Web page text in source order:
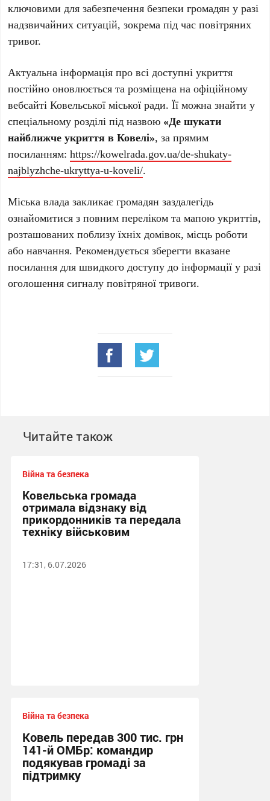
ключовими для забезпечення безпеки громадян у разі
надзвичайних ситуацій, зокрема під час повітряних
тривог.
Актуальна інформація про всі доступні укриття
постійно оновлюється та розміщена на офіційному
вебсайті Ковельської міської ради. Її можна знайти у
спеціальному розділі під назвою «Де шукати
найближче укриття в Ковелі», за прямим
посиланням:https://kowelrada.gov.ua/de-shukaty-
najblyzhche-ukryttya-u-koveli/.
Міська влада закликає громадян заздалегідь
ознайомитися з повним переліком та мапою укриттів,
розташованих поблизу їхніх домівок, місць роботи
або навчання. Рекомендується зберегти вказане
посилання для швидкого доступу до інформації у разі
оголошення сигналу повітряної тривоги.
Читайте також
Війна та безпека
Ковельська громада
отримала відзнаку від
прикордонників та передала
техніку військовим
17:31, 6.07.2026
Війна та безпека
Ковель передав 300 тис. грн
141-й ОМБр: командир
подякував громаді за
підтримку